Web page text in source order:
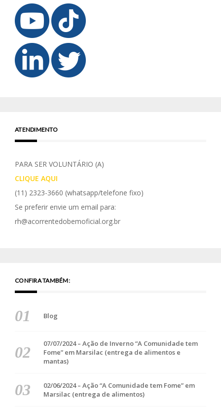
ATENDIMENTO
PARA SER VOLUNTÁRIO (A)
CLIQUE AQUI
(11) 2323-3660 (whatsapp/telefone fixo)
Se preferir envie um email para:
rh@acorrentedobemoficial.org.br
CONFIRA TAMBÉM:
Blog
07/07/2024 – Ação de Inverno “A Comunidade tem
Fome” em Marsilac (entrega de alimentos e
mantas)
02/06/2024 – Ação “A Comunidade tem Fome” em
Marsilac (entrega de alimentos)